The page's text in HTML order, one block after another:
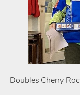
Doubles Cherry